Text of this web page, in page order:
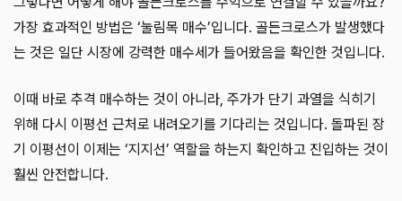
가장 효과적인 방법은 ‘눌림목 매수’입니다. 골든크로스가 발생했다
는 것은 일단 시장에 강력한 매수세가 들어왔음을 확인한 것입니다.
이때 바로 추격 매수하는 것이 아니라, 주가가 단기 과열을 식히기
위해 다시 이평선 근처로 내려오기를 기다리는 것입니다. 돌파된 장
기 이평선이 이제는 ‘지지선’ 역할을 하는지 확인하고 진입하는 것이
훨씬 안전합니다.